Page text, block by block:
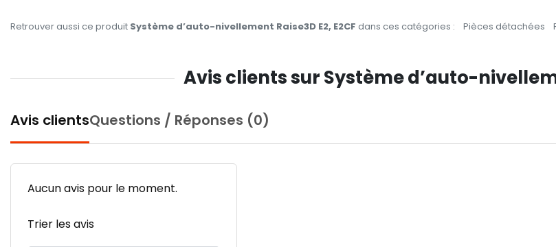
Retrouver aussi ce produit Système d’auto-nivellement Raise3D E2, E2CF dans ces catégories : Pièces détachées
Avis clients sur Système d’auto-
Avis clientsQuestions / Réponses (0)
Aucun avis pour le moment.
Trier les avis